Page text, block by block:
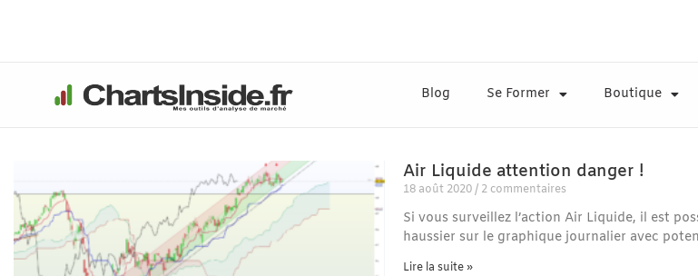
Blog Se Former Boutique
Air Liquide attention danger !
18 août 2020 2 commentaires
Si vous surveillez l’action Air Liquide, il est
haussier sur le graphique journalier avec
Lire la suite »